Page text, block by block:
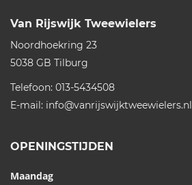
Van Rijswijk Tweewielers
Noordhoekring 23
5038 GB Tilburg
Telefoon: 013-5434508
E-mail: info@vanrijswijktweewielers.nl
OPENINGSTIJDEN
Maandag